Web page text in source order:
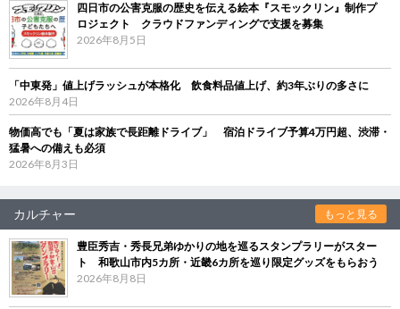
四日市の公害克服の歴史を伝える絵本『スモックリン』制作プ
ロジェクト クラウドファンディングで支援を募集
2026年8月5日
「中東発」値上げラッシュが本格化 飲食料品値上げ、約3年ぶりの多さに
2026年8月4日
物価高でも「夏は家族で長距離ドライブ」 宿泊ドライブ予算4万円超、渋滞・
猛暑への備えも必須
2026年8月3日
カルチャー もっと見る
豊臣秀吉・秀長兄弟ゆかりの地を巡るスタンプラリーがスター
ト 和歌山市内5カ所・近畿6カ所を巡り限定グッズをもらおう
2026年8月8日